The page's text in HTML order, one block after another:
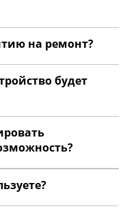
на ремонт?
будет